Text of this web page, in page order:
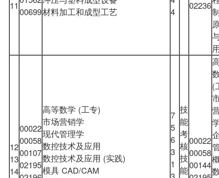
11
00699材料加工和成型工艺
4
02236
12
13
14
00022
00058
00107
02195
高等数学 (工专)
市场营销学
现代管理学
数控技术及应用
数控技术及应用 (实践)
模具 CAD/CAM
7
5
6
3
1
技
能
考
核
技
能
00022
00058
00144
(